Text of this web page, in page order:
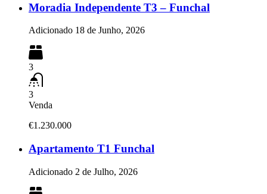
Moradia Independente T3 – Funchal
Adicionado 18 de Junho, 2026
3
3
Venda
€1.230.000
Apartamento T1 Funchal
Adicionado 2 de Julho, 2026